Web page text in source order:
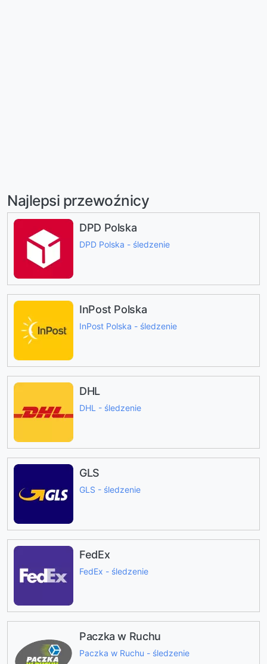
Najlepsi przewoźnicy
DPD Polska
DPD Polska - śledzenie
InPost Polska
InPost Polska - śledzenie
DHL
DHL - śledzenie
GLS
GLS - śledzenie
FedEx
FedEx - śledzenie
Paczka w Ruchu
Paczka w Ruchu - śledzenie